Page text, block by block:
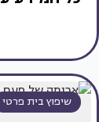
שיפוץ בית פרטי